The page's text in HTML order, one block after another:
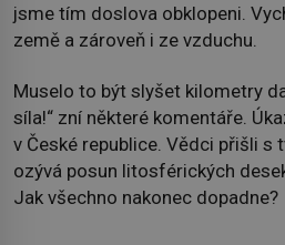
jsme tím doslova obklopeni.
země a zároveň i ze vzduchu.
Muselo to být slyšet kilometry
síla!“ zní některé komentáře.
v České republice. Vědci přišli s
ozývá posun litosférických
Jak všechno nakonec dopadne?